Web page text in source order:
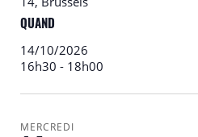
QUAND
14/10/2026
16h30 - 18h00
MERCREDI